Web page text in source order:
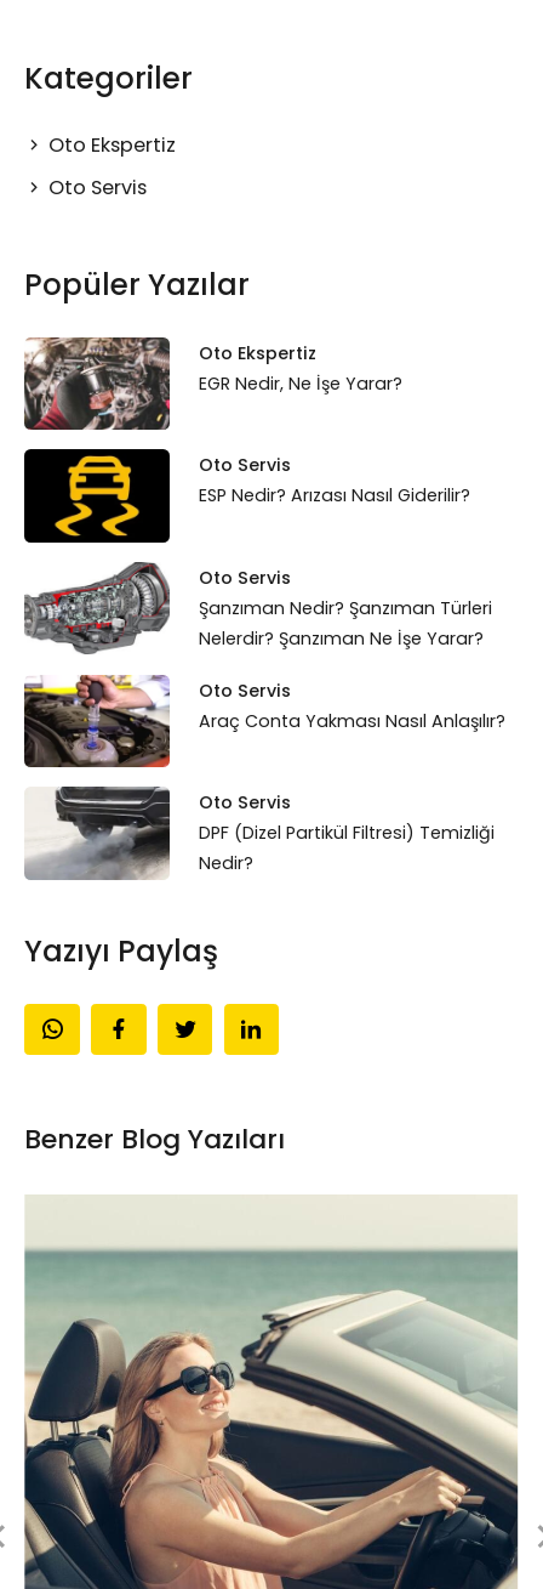
Kategoriler
Oto Ekspertiz
Oto Servis
Popüler Yazılar
Oto Ekspertiz
EGR Nedir, Ne İşe Yarar?
Oto Servis
ESP Nedir? Arızası Nasıl Giderilir?
Oto Servis
Şanzıman Nedir? Şanzıman Türleri
Nelerdir? Şanzıman Ne İşe Yarar?
Oto Servis
Araç Conta Yakması Nasıl Anlaşılır?
Oto Servis
DPF (Dizel Partikül Filtresi) Temizliği
Nedir?
Yazıyı Paylaş
Benzer Blog Yazıları